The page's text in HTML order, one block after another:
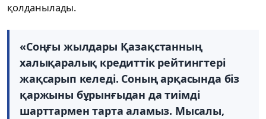
қолданылады.
«Соңғы жылдары Қазақстанның
халықаралық кредиттік рейтингтері
жақсарып келеді. Соның арқасында біз
қаржыны бұрынғыдан да тиімді
шарттармен тарта аламыз. Мысалы,